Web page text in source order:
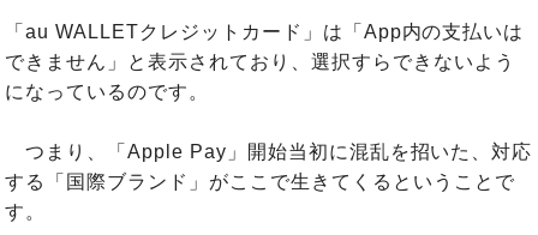
「au WALLETクレジットカード」は「App内の支払いは
できません」と表示されており、選択すらできないよう
になっているのです。
つまり、「Apple Pay」開始当初に混乱を招いた、対応
する「国際ブランド」がここで生きてくるということで
す。